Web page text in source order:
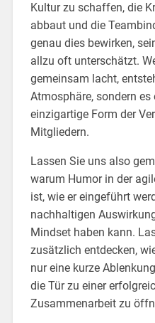
Kultur zu schaffen, die
abbaut und die
genau dies bewirken,
allzu oft unterschätzt.
gemeinsam lacht,
Atmosphäre, sondern
einzigartige Form der
Mitgliedern.
Lassen Sie uns also
warum Humor in der
ist, wie er eingeführt
nachhaltigen
Mindset haben kann.
zusätzlich entdecken,
nur eine kurze
die Tür zu einer
Zusammenarbeit zu